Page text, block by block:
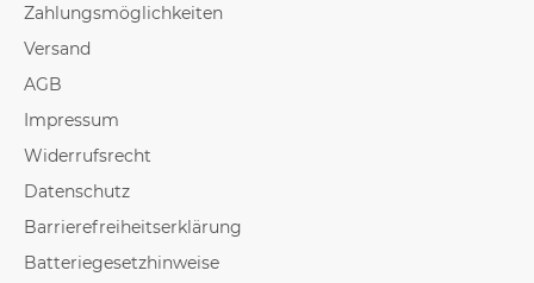
Zahlungsmöglichkeiten
Versand
AGB
Impressum
Widerrufsrecht
Datenschutz
Barrierefreiheitserklärung
Batteriegesetzhinweise